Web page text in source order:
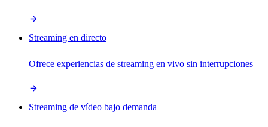
Streaming en directo
Ofrece experiencias de streaming en vivo sin interrupciones
Streaming de vídeo bajo demanda